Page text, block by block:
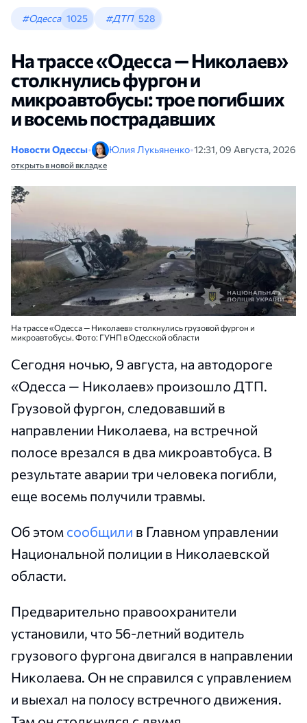
#Одесса 1025 #ДТП 528
На трассе «Одесса — Николаев»
столкнулись фургон и
микроавтобусы: трое погибших
и восемь пострадавших
Новости Одессы• Юлия Лукьяненко•12:31, 09 Августа, 2026
открыть в новой вкладке
На трассе «Одесса — Николаев» столкнулись грузовой фургон и
микроавтобусы. Фото: ГУНП в Одесской области
Сегодня ночью, 9 августа, на автодороге
«Одесса — Николаев» произошло ДТП.
Грузовой фургон, следовавший в
направлении Николаева, на встречной
полосе врезался в два микроавтобуса. В
результате аварии три человека погибли,
еще восемь получили травмы.
Об этом сообщили в Главном управлении
Национальной полиции в Николаевской
области.
Предварительно правоохранители
установили, что 56-летний водитель
грузового фургона двигался в направлении
Николаева. Он не справился с управлением
и выехал на полосу встречного движения.